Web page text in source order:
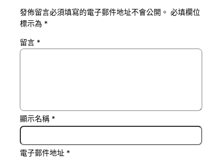
發佈留言必須填寫的電子郵件地址不會公開。 必填欄位
標示為 *
留言 *
顯示名稱 *
電子郵件地址 *